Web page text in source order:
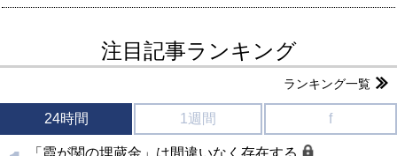
注目記事ランキング
ランキング一覧
24時間 1週間 f
「霞が関の埋蔵金」は間違いなく存在する